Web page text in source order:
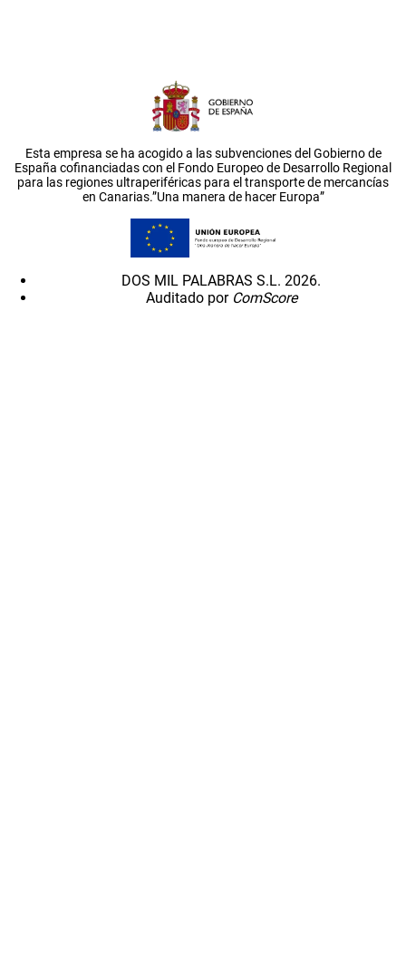
Esta empresa se ha acogido a las subvenciones del Gobierno de
España cofinanciadas con el Fondo Europeo de Desarrollo Regional
para las regiones ultraperiféricas para el transporte de mercancías
en Canarias.”Una manera de hacer Europa”
DOS MIL PALABRAS S.L. 2026.
Auditado por ComScore